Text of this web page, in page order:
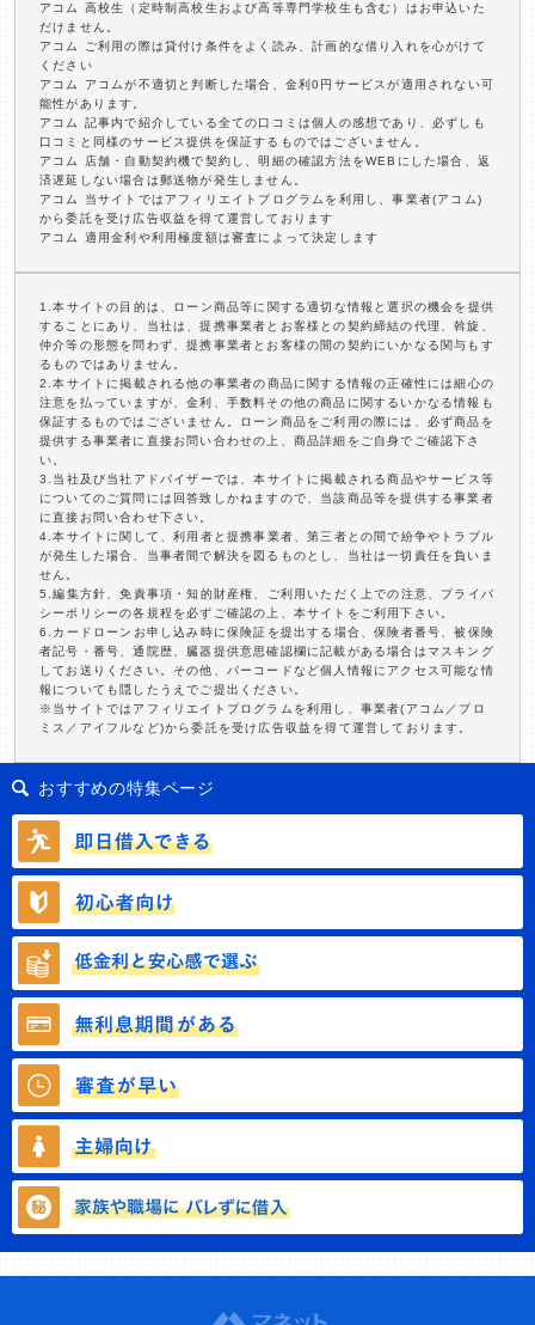
アコム 高校生（定時制高校生および高等専門学校生も含む）はお申込いた
だけません。
アコム ご利用の際は貸付け条件をよく読み、計画的な借り入れを心がけて
ください
アコム アコムが不適切と判断した場合、金利0円サービスが適用されない可
能性があります。
アコム 記事内で紹介している全ての口コミは個人の感想であり、必ずしも
口コミと同様のサービス提供を保証するものではございません。
アコム 店舗・自動契約機で契約し、明細の確認方法をWEBにした場合、返
済遅延しない場合は郵送物が発生しません。
アコム 当サイトではアフィリエイトプログラムを利用し、事業者(アコム)
から委託を受け広告収益を得て運営しております
アコム 適用金利や利用極度額は審査によって決定します
1.本サイトの目的は、ローン商品等に関する適切な情報と選択の機会を提供
することにあり、当社は、提携事業者とお客様との契約締結の代理、斡旋、
仲介等の形態を問わず、提携事業者とお客様の間の契約にいかなる関与もす
るものではありません。
2.本サイトに掲載される他の事業者の商品に関する情報の正確性には細心の
注意を払っていますが、金利、手数料その他の商品に関するいかなる情報も
保証するものではございません。ローン商品をご利用の際には、必ず商品を
提供する事業者に直接お問い合わせの上、商品詳細をご自身でご確認下さ
い。
3.当社及び当社アドバイザーでは、本サイトに掲載される商品やサービス等
についてのご質問には回答致しかねますので、当該商品等を提供する事業者
に直接お問い合わせ下さい。
4.本サイトに関して、利用者と提携事業者、第三者との間で紛争やトラブル
が発生した場合、当事者間で解決を図るものとし、当社は一切責任を負いま
せん。
5.編集方針、免責事項・知的財産権、ご利用いただく上での注意、プライバ
シーポリシーの各規程を必ずご確認の上、本サイトをご利用下さい。
6.カードローンお申し込み時に保険証を提出する場合、保険者番号、被保険
者記号・番号、通院歴、臓器提供意思確認欄に記載がある場合はマスキング
してお送りください。その他、バーコードなど個人情報にアクセス可能な情
報についても隠したうえでご提出ください。
※当サイトではアフィリエイトプログラムを利用し、事業者(アコム／プロ
ミス／アイフルなど)から委託を受け広告収益を得て運営しております。
おすすめの特集ページ